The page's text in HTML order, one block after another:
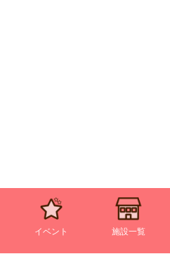
イベント 施設一覧